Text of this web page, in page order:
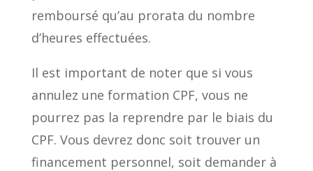
remboursé qu’au prorata du nombre
d’heures effectuées.
Il est important de noter que si vous
annulez une formation CPF, vous ne
pourrez pas la reprendre par le biais du
CPF. Vous devrez donc soit trouver un
financement personnel, soit demander à